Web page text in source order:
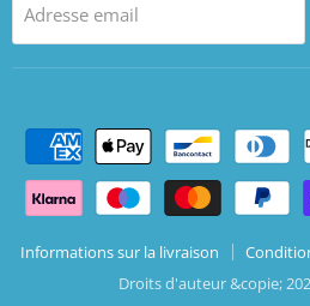
Adresse email
Informations sur la livraison
Droits d'auteur &copie;